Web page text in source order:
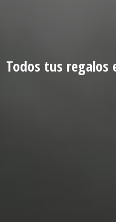
Todos tus regalos